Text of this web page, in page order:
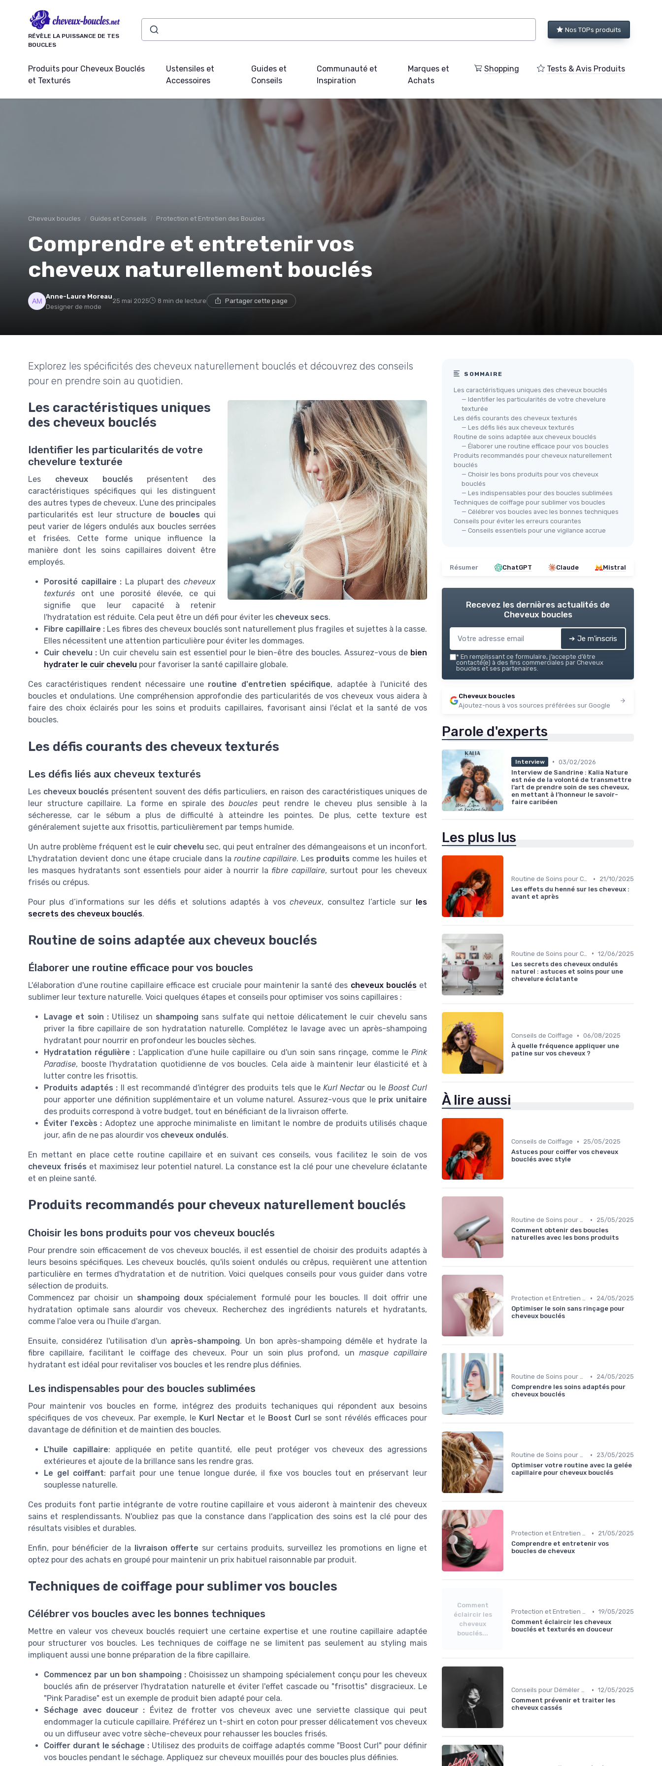
RÉVÈLE LA PUISSANCE DE TES
BOUCLES
Nos TOPs produits
Produits pour Cheveux Bouclés
et Texturés
Ustensiles et
Accessoires
Guides et
Conseils
Communauté et
Inspiration
Marques et
Achats
Shopping Tests & Avis Produits
Cheveux boucles Guides et Conseils Protection et Entretien des Boucles
Comprendre et entretenir vos
cheveux naturellement bouclés
Anne-Laure Moreau
Designer de mode
25 mai 2025 8 min de lecture Partager cette page
Explorez les spécificités des cheveux naturellement bouclés et découvrez des conseils
pour en prendre soin au quotidien.
Les caractéristiques uniques
des cheveux bouclés
Identifier les particularités de votre
chevelure texturée
Les cheveux bouclés présentent des
caractéristiques spécifiques qui les distinguent
des autres types de cheveux. L'une des principales
particularités est leur structure de
boucles qui
peut varier de légers ondulés aux boucles serrées
et frisées. Cette forme unique influence la
manière dont les soins capillaires doivent être
employés.
Porosité capillaire : La plupart descheveux
texturés ont une porosité élevée, ce qui
signifie que leur capacité à retenir
l'hydratation est réduite. Cela peut être un défi pour éviter les cheveux secs.
Fibre capillaire : Les fibres des cheveux bouclés sont naturellement plus fragiles et sujettes à la casse.
Elles nécessitent une attention particulière pour éviter les dommages.
Cuir chevelu : Un cuir chevelu sain est essentiel pour le bien-être des boucles. Assurez-vous de bien
hydrater le cuir chevelu pour favoriser la santé capillaire globale.
Ces caractéristiques rendent nécessaire une routine d'entretien spécifique, adaptée à l'unicité des
boucles et ondulations. Une compréhension approfondie des particularités de vos cheveux vous aidera à
faire des choix éclairés pour les soins et produits capillaires, favorisant ainsi l'éclat et la santé de vos
boucles.
Les défis courants des cheveux texturés
Les défis liés aux cheveux texturés
Les cheveux bouclés présentent souvent des défis particuliers, en raison des caractéristiques uniques de
leur structure capillaire. La forme en spirale des boucles peut rendre le cheveu plus sensible à la
sécheresse, car le sébum a plus de difficulté à atteindre les pointes. De plus, cette texture est
généralement sujette aux frisottis, particulièrement par temps humide.
Un autre problème fréquent est le cuir chevelu sec, qui peut entraîner des démangeaisons et un inconfort.
L'hydratation devient donc une étape cruciale dans la routine capillaire. Les produits comme les huiles et
les masques hydratants sont essentiels pour aider à nourrir la fibre capillaire, surtout pour les cheveux
frisés ou crépus.
Pour plus d’informations sur les défis et solutions adaptés à vos cheveux, consultez l’article sur les
secrets des cheveux bouclés.
Routine de soins adaptée aux cheveux bouclés
Élaborer une routine efficace pour vos boucles
L'élaboration d'une routine capillaire efficace est cruciale pour maintenir la santé des cheveux boucléset
sublimer leur texture naturelle. Voici quelques étapes et conseils pour optimiser vos soins capillaires :
Lavage et soin : Utilisez un shampoing sans sulfate qui nettoie délicatement le cuir chevelu sans
priver la fibre capillaire de son hydratation naturelle. Complétez le lavage avec un après-shampoing
hydratant pour nourrir en profondeur les boucles sèches.
Hydratation régulière : L'application d'une huile capillaire ou d'un soin sans rinçage, comme lePink
Paradise, booste l'hydratation quotidienne de vos boucles. Cela aide à maintenir leur élasticité et à
lutter contre les frisottis.
Produits adaptés : Il est recommandé d'intégrer des produits tels que leKurl Nectarou le Boost Curl
pour apporter une définition supplémentaire et un volume naturel. Assurez-vous que le prix unitaire
des produits correspond à votre budget, tout en bénéficiant de la livraison offerte.
Éviter l'excès : Adoptez une approche minimaliste en limitant le nombre de produits utilisés chaque
jour, afin de ne pas alourdir vos cheveux ondulés.
En mettant en place cette routine capillaire et en suivant ces conseils, vous facilitez le soin de vos
cheveux frisés et maximisez leur potentiel naturel. La constance est la clé pour une chevelure éclatante
et en pleine santé.
Produits recommandés pour cheveux naturellement bouclés
Choisir les bons produits pour vos cheveux bouclés
Pour prendre soin efficacement de vos cheveux bouclés, il est essentiel de choisir des produits adaptés à
leurs besoins spécifiques. Les cheveux bouclés, qu'ils soient ondulés ou crêpus, requièrent une attention
particulière en termes d'hydratation et de nutrition. Voici quelques conseils pour vous guider dans votre
sélection de produits.
Commencez par choisir un shampoing doux spécialement formulé pour les boucles. Il doit offrir une
hydratation optimale sans alourdir vos cheveux. Recherchez des ingrédients naturels et hydratants,
comme l'aloe vera ou l'huile d'argan.
Ensuite, considérez l'utilisation d'un après-shampoing. Un bon après-shampoing démêle et hydrate la
fibre capillaire, facilitant le coiffage des cheveux. Pour un soin plus profond, unmasque capillaire
hydratant est idéal pour revitaliser vos boucles et les rendre plus définies.
Les indispensables pour des boucles sublimées
Pour maintenir vos boucles en forme, intégrez des produits techaniques qui répondent aux besoins
spécifiques de vos cheveux. Par exemple, le Kurl Nectar et le Boost Curl se sont révélés efficaces pour
davantage de définition et de maintien des boucles.
L'huile capillaire: appliquée en petite quantité, elle peut protéger vos cheveux des agressions
extérieures et ajoute de la brillance sans les rendre gras.
Le gel coiffant: parfait pour une tenue longue durée, il fixe vos boucles tout en préservant leur
souplesse naturelle.
Ces produits font partie intégrante de votre routine capillaire et vous aideront à maintenir des cheveux
sains et resplendissants. N'oubliez pas que la constance dans l'application des soins est la clé pour des
résultats visibles et durables.
Enfin, pour bénéficier de la livraison offerte sur certains produits, surveillez les promotions en ligne et
optez pour des achats en groupé pour maintenir un prix habituel raisonnable par produit.
Techniques de coiffage pour sublimer vos boucles
Célébrer vos boucles avec les bonnes techniques
Mettre en valeur vos cheveux bouclés requiert une certaine expertise et une routine capillaire adaptée
pour structurer vos boucles. Les techniques de coiffage ne se limitent pas seulement au styling mais
impliquent aussi une bonne préparation de la fibre capillaire.
Commencez par un bon shampoing :Choisissez un shampoing spécialement conçu pour les cheveux
bouclés afin de préserver l'hydratation naturelle et éviter l'effet cascade ou "frisottis" disgracieux. Le
"Pink Paradise" est un exemple de produit bien adapté pour cela.
Séchage avec douceur : Évitez de frotter vos cheveux avec une serviette classique qui peut
endommager la cuticule capillaire. Préférez un t-shirt en coton pour presser délicatement vos cheveux
ou un diffuseur avec votre sèche-cheveux pour rehausser les boucles frisés.
Coiffer durant le séchage : Utilisez des produits de coiffage adaptés comme "Boost Curl" pour définir
vos boucles pendant le séchage. Appliquez sur cheveux mouillés pour des boucles plus définies.
SOMMAIRE
Les caractéristiques uniques des cheveux bouclés
— Identifier les particularités de votre chevelure
texturée
Les défis courants des cheveux texturés
— Les défis liés aux cheveux texturés
Routine de soins adaptée aux cheveux bouclés
— Élaborer une routine efficace pour vos boucles
Produits recommandés pour cheveux naturellement
bouclés
— Choisir les bons produits pour vos cheveux
bouclés
— Les indispensables pour des boucles sublimées
Techniques de coiffage pour sublimer vos boucles
— Célébrer vos boucles avec les bonnes techniques
Conseils pour éviter les erreurs courantes
— Conseils essentiels pour une vigilance accrue
Résumer ChatGPT Claude Mistral
Recevez les dernières actualités de
Cheveux boucles
➔ Je m'inscris
* En remplissant ce formulaire, j’accepte d’être
contacté(e) à des fins commerciales par Cheveux
boucles et ses partenaires.
Cheveux boucles
Ajoutez-nous à vos sources préférées sur Google
Parole d'experts
Interview • 03/02/2026
Interview de Sandrine : Kalia Nature
est née de la volonté de transmettre
l’art de prendre soin de ses cheveux,
en mettant à l’honneur le savoir-
faire caribéen
Les plus lus
Routine de Soins pour Cheveux Bouclés •
21/10/2025
Les effets du henné sur les cheveux :
avant et après
• 12/06/2025
Les secrets des cheveux ondulés
naturel : astuces et soins pour une
chevelure éclatante
Conseils de Coiffage • 06/08/2025
À quelle fréquence appliquer une
patine sur vos cheveux ?
À lire aussi
Conseils de Coiffage •
25/05/2025
Astuces pour coiffer vos cheveux
bouclés avec style
Routine de Soins pour Cheveux Bouclés •
25/05/2025
Comment obtenir des boucles
naturelles avec les bons produits
Protection et Entretien des Boucles •
24/05/2025
Optimiser le soin sans rinçage pour
cheveux bouclés
Routine de Soins pour Cheveux Bouclés •
24/05/2025
Comprendre les soins adaptés pour
cheveux bouclés
Routine de Soins pour Cheveux Bouclés •
23/05/2025
Optimiser votre routine avec la gelée
capillaire pour cheveux bouclés
Protection et Entretien des Boucles •
21/05/2025
Comprendre et entretenir vos
boucles de cheveux
Comment
éclaircir les
cheveux
bouclés...
Protection et Entretien des Boucles • 19/05/2025
Comment éclaircir les cheveux
bouclés et texturés en douceur
Conseils pour Démêler et Réduire les Cassures • 12/05/2025
Comment prévenir et traiter les
cheveux cassés